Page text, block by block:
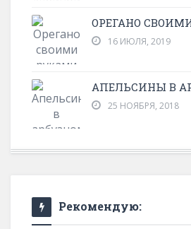
ОРЕГАНО
16 ИЮЛЯ, 2019
АПЕЛЬСИНЫ В
25 НОЯБРЯ, 2018
Рекомендую: